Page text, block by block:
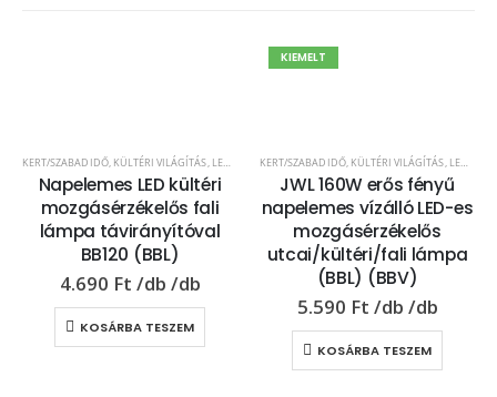
KERT/SZABADIDŐ, KÜLTÉRI VILÁGÍTÁS, LED VILÁGÍTÁS ,MŰSZAKI
Napelemes LED kültéri
mozgásérzékelős fali
lámpa távirányítóval
BB120 (BBL)
4.690 Ft
KOSÁRBA TESZEM
KIEMELT
KERT/SZABADIDŐ, KÜLTÉRI VILÁGÍTÁS, LED VILÁGÍTÁS
JWL 160W erős fényű
napelemes vízálló LED-es
mozgásérzékelős
utcai/kültéri/fali lámpa
(BBL) (BBV)
5.590 Ft
KOSÁRBA TESZEM